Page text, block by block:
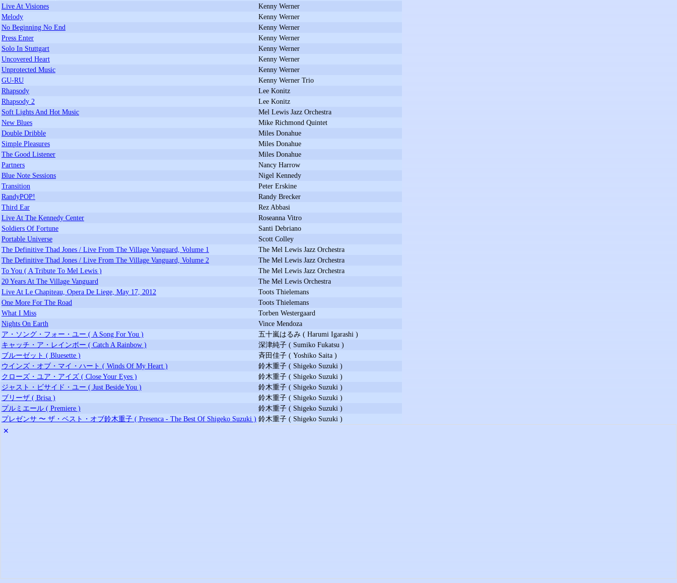
Live At Visiones
Kenny Werner
Melody
Kenny Werner
No Beginning No End
Kenny Werner
Press Enter
Kenny Werner
Solo In Stuttgart
Kenny Werner
Uncovered Heart
Kenny Werner
Unprotected Music
Kenny Werner
GU-RU
Kenny Werner Trio
Rhapsody
Lee Konitz
Rhapsody 2
Lee Konitz
Soft Lights And Hot Music
Mel Lewis Jazz Orchestra
New Blues
Mike Richmond Quintet
Double Dribble
Miles Donahue
Simple Pleasures
Miles Donahue
The Good Listener
Miles Donahue
Partners
Nancy Harrow
Blue Note Sessions
Nigel Kennedy
Transition
Peter Erskine
RandyPOP!
Randy Brecker
Third Ear
Rez Abbasi
Live At The Kennedy Center
Roseanna Vitro
Soldiers Of Fortune
Santi Debriano
Portable Universe
Scott Colley
The Definitive Thad Jones / Live From The Village Vanguard, Volume 1
The Mel Lewis Jazz Orchestra
The Definitive Thad Jones / Live From The Village Vanguard, Volume 2
The Mel Lewis Jazz Orchestra
To You ( A Tribute To Mel Lewis )
The Mel Lewis Jazz Orchestra
20 Years At The Village Vanguard
The Mel Lewis Orchestra
Live At Le Chapiteau, Opera De Liege, May 17, 2012
Toots Thielemans
One More For The Road
Toots Thielemans
What I Miss
Torben Westergaard
Nights On Earth
Vince Mendoza
ア・ソング・フォー・ユー ( A Song For You )
五十嵐はるみ ( Harumi Igarashi )
キャッチ・ア・レインボー ( Catch A Rainbow )
深津純子 ( Sumiko Fukatsu )
ブルーゼット ( Bluesette )
斉田佳子 ( Yoshiko Saita )
ウインズ・オブ・マイ・ハート ( Winds Of My Heart )
鈴木重子 ( Shigeko Suzuki )
クローズ・ユア・アイズ ( Close Your Eyes )
鈴木重子 ( Shigeko Suzuki )
ジャスト・ビサイド・ユー ( Just Beside You )
鈴木重子 ( Shigeko Suzuki )
ブリーザ ( Brisa )
鈴木重子 ( Shigeko Suzuki )
プルミエール ( Premiere )
鈴木重子 ( Shigeko Suzuki )
プレゼンサ 〜 ザ・ベスト・オブ鈴木重子 ( Presenca - The Best Of Shigeko Suzuki ) 鈴木重子 ( Shigeko Suzuki )
✕